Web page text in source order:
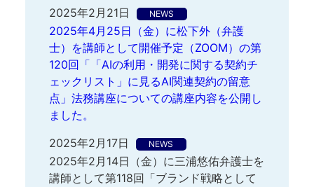
2025年2月21日
NEWS
2025年4月25日（金）に松下外（弁護
士）を講師として開催予定（ZOOM）の第
120回「「AIの利用・開発に関する契約チ
ェックリスト」に見るAI関連契約の留意
点」法務講座についての講座内容を公開し
ました。
2025年2月17日
NEWS
2025年2月14日（金）に三浦悠佑弁護士を
講師として第118回「ブランド戦略として